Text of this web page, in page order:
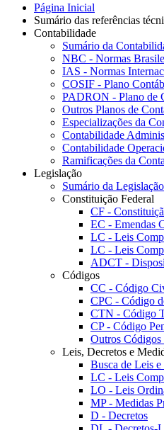
Página Inicial
Sumário das referências
Contabilidade
Sumário da
NBC - Normas
IAS - Normas
COSIF - Plano
PADRON - Plano de
Outros Planos de
Especializações da
Contabilidade
Contabilidade
Ramificações da
Legislação
Sumário da Legislação
Constituição Federal
CF -
EC - Emendas
LC - Leis
LC - Leis
ADCT -
Códigos
CC - Código
CPC - Código
CTN - Código
CP - Código
Outros
Leis, Decretos e
Busca de Leis e
LC - Leis
LO - Leis
MP - Medidas
D - Decretos